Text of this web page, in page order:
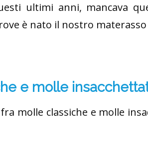
ultimi anni, mancava
è nato il nostro materasso
e molle
molle classiche e molle